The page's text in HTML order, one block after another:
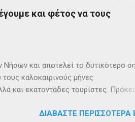
και φέτος να τους
και αποτελεί το δυτικότερο
καλοκαιρινούς μήνες
και εκατοντάδες τουρίστες.
Άμμου που βρίσκονται
ΔΙΑΒΆΣΤΕ ΠΕΡΙΣΣΌΤΕΡΑ